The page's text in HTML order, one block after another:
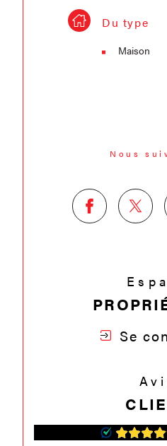
Du type
Maison
Nous
Se